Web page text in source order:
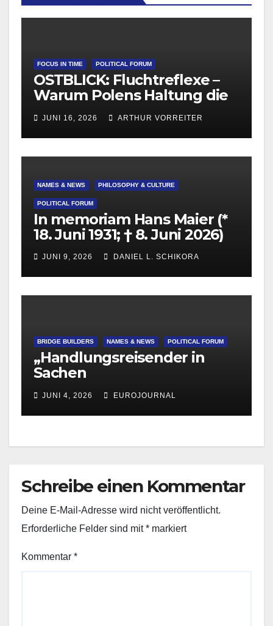
FOCUS IN TIME POLITICAL FORUM
OSTBLICK: Fluchtreflexe –
Warum Polens Haltung die
europäische
Migrationsdebatte
beeinflusst
JUNI 16, 2026 ARTHUR VORREITER
NAMES & NEWS PHILOSOPHY & CULTURE
POLITICAL FORUM
In memoriam Hans Maier (*
18. Juni 1931; † 8. Juni 2026)
JUNI 9, 2026 DANIEL L. SCHIKORA
BRIDGE BUILDERS NAMES & NEWS POLITICAL FORUM
„Handlungsreisender in
Sachen
Völkerverständigung“
Bernd Posselt 70 Jahre jung
JUNI 4, 2026 EUROJOURNAL
Schreibe einen Kommentar
Deine E-Mail-Adresse wird nicht veröffentlicht.
Erforderliche Felder sind mit* markiert
Kommentar *